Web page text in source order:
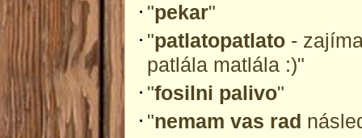
"pekar"
"patlatopatlato -
patlála matlála :)"
"fosilni palivo"
"nemam vas rad